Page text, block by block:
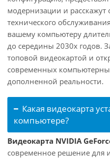
модернизации и расскажут
технического
вашему компьютеру
до середины 2030х годов.
топовой видеокартой и
современных
дополненной реальности.
Какая видеокарта
компьютере?
Видеокарта NVIDIA
современное решение для